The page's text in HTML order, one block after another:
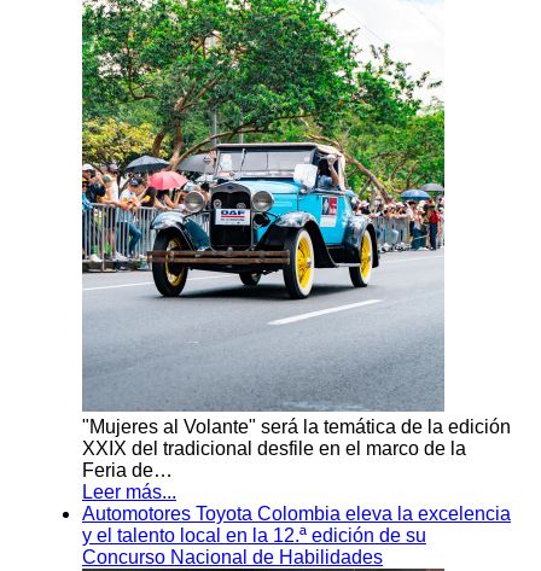
"Mujeres al Volante" será la temática de la edición
XXIX del tradicional desfile en el marco de la
Feria de…
Leer más...
Automotores Toyota Colombia eleva la excelencia
y el talento local en la 12.ª edición de su
Concurso Nacional de Habilidades